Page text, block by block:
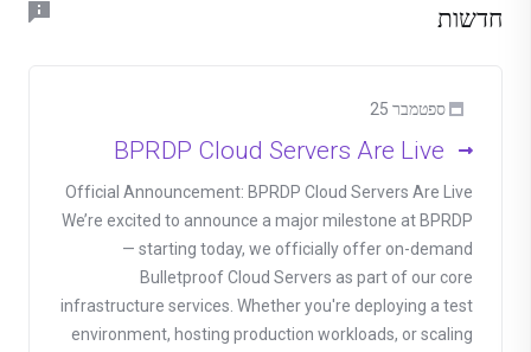
חדשות
ספטמבר 25
BPRDP Cloud Servers Are Live
Official Announcement: BPRDP Cloud Servers Are Live
We’re excited to announce a major milestone at BPRDP
— starting today, we officially offer on-demand
Bulletproof Cloud Servers as part of our core
infrastructure services. Whether you're deploying a test
environment, hosting production workloads, or scaling